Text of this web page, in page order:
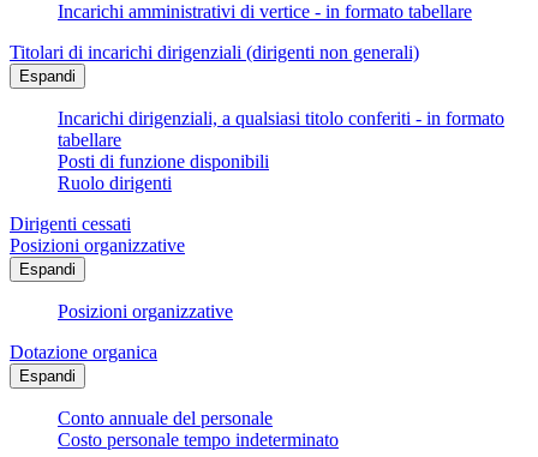
Incarichi amministrativi di vertice - in formato tabellare
Titolari di incarichi dirigenziali (dirigenti non generali)
Espandi
Incarichi dirigenziali, a qualsiasi titolo conferiti - in formato
tabellare
Posti di funzione disponibili
Ruolo dirigenti
Dirigenti cessati
Posizioni organizzative
Espandi
Posizioni organizzative
Dotazione organica
Espandi
Conto annuale del personale
Costo personale tempo indeterminato